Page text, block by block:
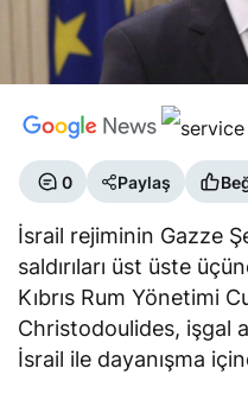
0 Paylaş
İsrail rejiminin Gazze
saldırıları üst üste
Kıbrıs Rum Yönetimi
Christodoulides, işgal
İsrail ile dayanışma